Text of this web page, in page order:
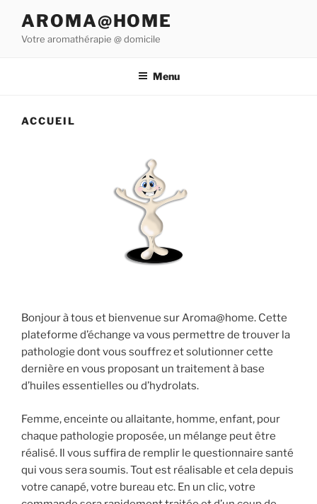
contenu
AROMA@HOME
Votre aromathérapie @ domicile
Menu
ACCUEIL
Bonjour à tous et bienvenue sur Aroma@home. Cette
plateforme d’échange va vous permettre de trouver la
pathologie dont vous souffrez et solutionner cette
dernière en vous proposant un traitement à base
d’huiles essentielles ou d’hydrolats.
Femme, enceinte ou allaitante, homme, enfant, pour
chaque pathologie proposée, un mélange peut être
réalisé. Il vous suffira de remplir le questionnaire santé
qui vous sera soumis. Tout est réalisable et cela depuis
votre canapé, votre bureau etc. En un clic, votre